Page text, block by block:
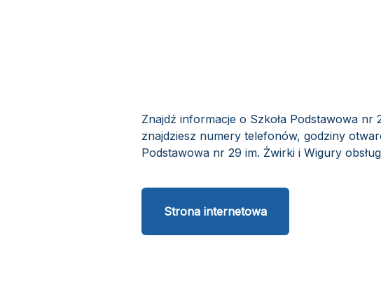
Znajdź informacje o Szkoła Podstawowa nr
znajdziesz numery telefonów, godziny
Podstawowa nr 29 im. Żwirki i Wigury
Strona internetowa